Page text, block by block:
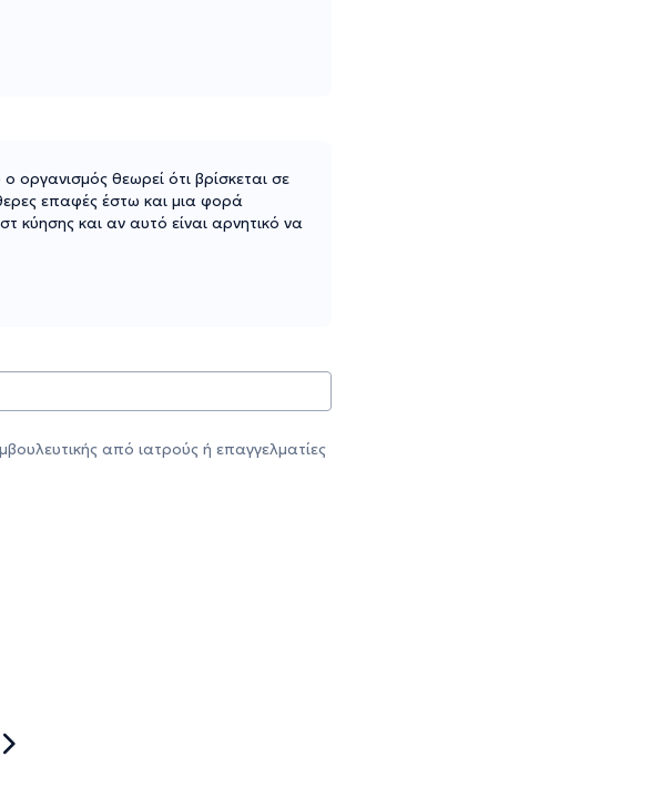
θεωρεί ότι βρίσκεται σε
επαφές έστω και μια φορά
κύησης και αν αυτό είναι αρνητικό να
από ιατρούς ή επαγγελματίες
τρόπος